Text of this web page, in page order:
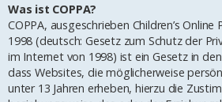
Was ist COPPA?
COPPA, ausgeschrieben Children’s
1998 (deutsch: Gesetz zum Schutz der
im Internet von 1998) ist ein Gesetz in
dass Websites, die möglicherweise
unter 13 Jahren erheben, hierzu die